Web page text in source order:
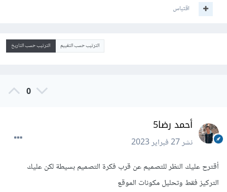
اقتباس
الترتيب حسب التقييم الترتيب حسب التاريخ
0
أحمد رضا5
نشر27 فبراير 2023
أقترح عليك النظر للتصميم عن قرب فكرة التصميم بسيطة لكن عليك
التركيز فقط وتحليل مكونات الموقع